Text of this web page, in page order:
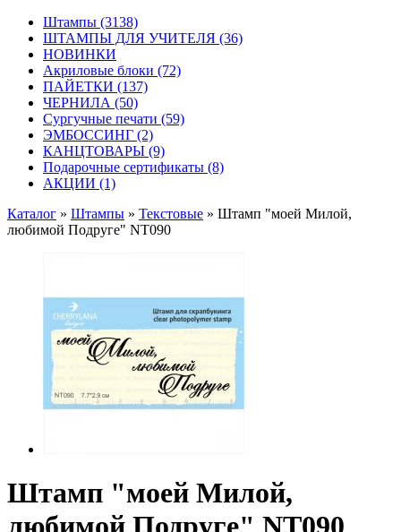
Штампы (3138)
ШТАМПЫ ДЛЯ УЧИТЕЛЯ (36)
НОВИНКИ
Акриловые блоки (72)
ПАЙЕТКИ (137)
ЧЕРНИЛА (50)
Сургучные печати (59)
ЭМБОССИНГ (2)
КАНЦТОВАРЫ (9)
Подарочные сертификаты (8)
АКЦИИ (1)
Каталог » Штампы » Текстовые » Штамп "моей Милой,
любимой Подруге" NT090
Штамп "моей Милой,